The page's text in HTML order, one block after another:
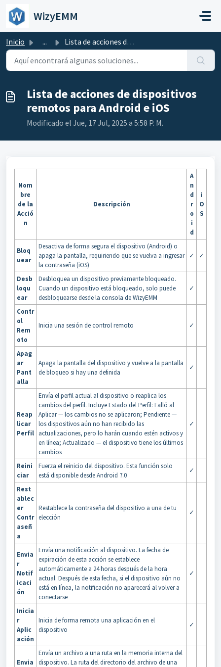
Saltar al contenido principal
WizyEMM
Inicio ... Lista de acciones de dispositivos remotos para Android e iOS
Lista de acciones de dispositivos
remotos para Android e iOS
Modificado el Jue, 17 Jul, 2025 a 5:58 P. M.
Nom
bre
de la
Acció
n
Descripción
A
n
d
r
o
i
d
i
O
S
Bloq
uear
Desactiva de forma segura el dispositivo (Android) o
apaga la pantalla, requiriendo que se vuelva a ingresar
la contraseña (iOS)
✓ ✓
Desb
loqu
ear
Desbloquea un dispositivo previamente bloqueado.
Cuando un dispositivo está bloqueado, solo puede
desbloquearse desde la consola de WizyEMM
✓
Contr
ol
Rem
oto
Inicia una sesión de control remoto ✓
Apag
ar
Pant
alla
Apaga la pantalla del dispositivo y vuelve a la pantalla
de bloqueo si hay una definida
✓
Reap
licar
Perfil
Envía el perfil actual al dispositivo o reaplica los
cambios del perfil. Incluye Estado del Perfil: Falló al
Aplicar — los cambios no se aplicaron; Pendiente —
los dispositivos aún no han recibido las
actualizaciones, pero lo harán cuando estén activos y
en línea; Actualizado — el dispositivo tiene los últimos
cambios
✓
Reini
ciar
Fuerza el reinicio del dispositivo. Esta función solo
está disponible desde Android 7.0
✓
Rest
ablec
er
Contr
aseñ
a
Restablece la contraseña del dispositivo a una de tu
elección
✓
Envia
r
Notif
icaci
ón
Envía una notificación al dispositivo. La fecha de
expiración de esta acción se establece
automáticamente a 24 horas después de la hora
actual. Después de esta fecha, si el dispositivo aún no
está en línea, la notificación no aparecerá al volver a
conectarse
✓
Inicia
r
Aplic
ación
Inicia de forma remota una aplicación en el
dispositivo
✓
Envia
Envía un archivo a una ruta en la memoria interna del
dispositivo. La ruta del directorio del archivo de una